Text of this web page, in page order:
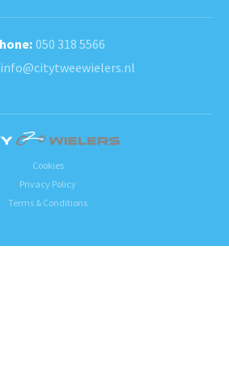
050 318 5566
info@citytweewielers.nl
Cookies
Privacy Policy
Terms & Conditions